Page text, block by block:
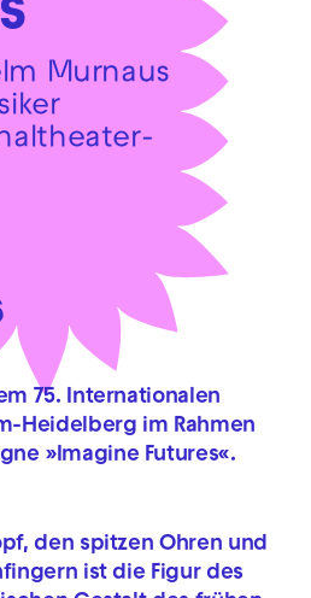
Murnaus
75. Internationalen
Heidelberg im Rahmen
»Imagine Futures«.
den spitzen Ohren und
ist die Figur des